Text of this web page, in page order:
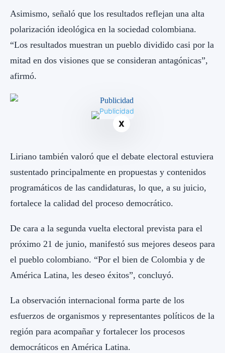
Asimismo, señaló que los resultados reflejan una alta
polarización ideológica en la sociedad colombiana.
“Los resultados muestran un pueblo dividido casi por la
mitad en dos visiones que se consideran antagónicas”,
afirmó.
Liriano también valoró que el debate electoral estuviera
sustentado principalmente en propuestas y contenidos
programáticos de las candidaturas, lo que, a su juicio,
fortalece la calidad del proceso democrático.
De cara a la segunda vuelta electoral prevista para el
próximo 21 de junio, manifestó sus mejores deseos para
el pueblo colombiano. “Por el bien de Colombia y de
América Latina, les deseo éxitos”, concluyó.
La observación internacional forma parte de los
esfuerzos de organismos y representantes políticos de la
región para acompañar y fortalecer los procesos
democráticos en América Latina.
X